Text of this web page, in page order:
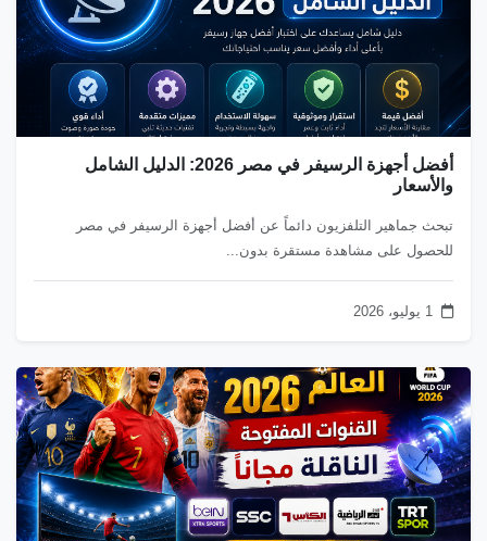
أفضل أجهزة الرسيفر في مصر 2026: الدليل الشامل
والأسعار
تبحث جماهير التلفزيون دائماً عن أفضل أجهزة الرسيفر في مصر
للحصول على مشاهدة مستقرة بدون...